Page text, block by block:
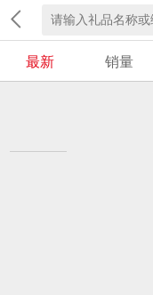
最新 销量